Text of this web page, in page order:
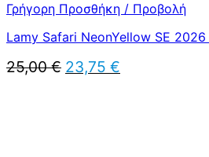
Γρήγορη Προσθήκη / Προβολή
Lamy Safari NeonYellow SE
25,00€ Original
price
23,75 €